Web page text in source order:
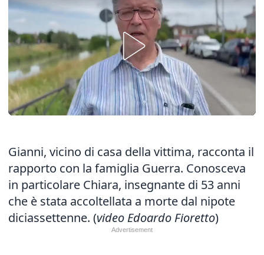
Gianni, vicino di casa della vittima, racconta il
rapporto con la famiglia Guerra. Conosceva
in particolare Chiara, insegnante di 53 anni
che è stata accoltellata a morte dal nipote
diciassettenne. (video Edoardo Fioretto)